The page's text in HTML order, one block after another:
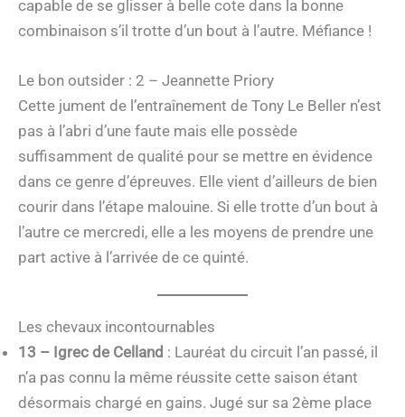
capable de se glisser à belle cote dans la bonne
combinaison s’il trotte d’un bout à l’autre. Méfiance !
Le bon outsider : 2 – Jeannette Priory
Cette jument de l’entraînement de Tony Le Beller n’est
pas à l’abri d’une faute mais elle possède
suffisamment de qualité pour se mettre en évidence
dans ce genre d’épreuves. Elle vient d’ailleurs de bien
courir dans l’étape malouine. Si elle trotte d’un bout à
l’autre ce mercredi, elle a les moyens de prendre une
part active à l’arrivée de ce quinté.
Les chevaux incontournables
13 – Igrec de Celland : Lauréat du circuit l’an passé, il
n’a pas connu la même réussite cette saison étant
désormais chargé en gains. Jugé sur sa 2ème place